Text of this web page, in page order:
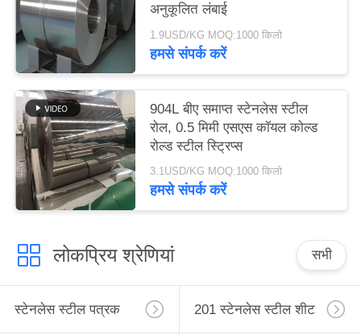
अनुकूलित लंबाई
1.9USD/KG MOQ:1000 किलो
हमसे संपर्क करें
904L बीए समाप्त स्टेनलेस स्टील
रोल, 0.5 मिमी एसएस कॉयल कोल्ड
रोल्ड स्टील स्ट्रिप्स
3.1USD/KG MOQ:1000 किलो
हमसे संपर्क करें
लोकप्रिय श्रेणियां सभी
स्टेनलेस स्टील पत्रक 201 स्टेनलेस स्टील शीट